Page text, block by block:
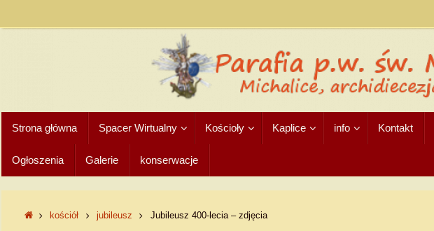
Strona główna Spacer Wirtualny Kościoły Kaplice info Kontakt
Ogłoszenia Galerie konserwacje
kościół jubileusz Jubileusz 400-lecia – zdjęcia